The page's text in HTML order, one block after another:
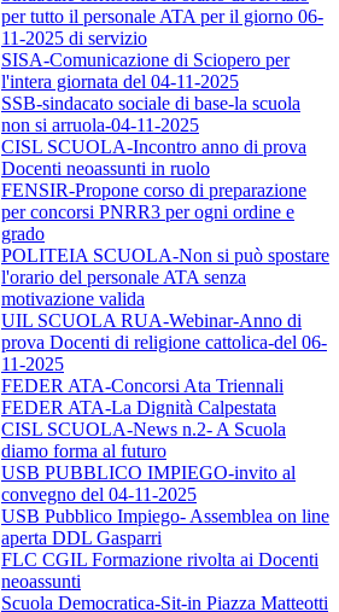
per tutto il personale ATA per il giorno 06-
11-2025 di servizio
SISA-Comunicazione di Sciopero per
l'intera giornata del 04-11-2025
SSB-sindacato sociale di base-la scuola
non si arruola-04-11-2025
CISL SCUOLA-Incontro anno di prova
Docenti neoassunti in ruolo
FENSIR-Propone corso di preparazione
per concorsi PNRR3 per ogni ordine e
grado
POLITEIA SCUOLA-Non si può spostare
l'orario del personale ATA senza
motivazione valida
UIL SCUOLA RUA-Webinar-Anno di
prova Docenti di religione cattolica-del 06-
11-2025
FEDER ATA-Concorsi Ata Triennali
FEDER ATA-La Dignità Calpestata
CISL SCUOLA-News n.2- A Scuola
diamo forma al futuro
USB PUBBLICO IMPIEGO-invito al
convegno del 04-11-2025
USB Pubblico Impiego- Assemblea on line
aperta DDL Gasparri
FLC CGIL Formazione rivolta ai Docenti
neoassunti
Scuola Democratica-Sit-in Piazza Matteotti